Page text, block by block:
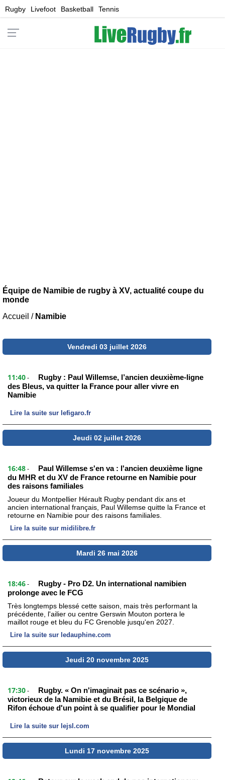
Rugby Livefoot Basketball Tennis
Équipe de Namibie de rugby à XV, actualité coupe du
monde
Accueil / Namibie
Vendredi 03 juillet 2026
11:40 -
Rugby : Paul Willemse, l’ancien deuxième-ligne
des Bleus, va quitter la France pour aller vivre en
Namibie
Lire la suite sur lefigaro.fr
Jeudi 02 juillet 2026
16:48 -
Paul Willemse s'en va : l'ancien deuxième ligne
du MHR et du XV de France retourne en Namibie pour
des raisons familiales
Joueur du Montpellier Hérault Rugby pendant dix ans et
ancien international français, Paul Willemse quitte la France et
retourne en Namibie pour des raisons familiales.
Lire la suite sur midilibre.fr
Mardi 26 mai 2026
18:46 -
Rugby - Pro D2. Un international namibien
prolonge avec le FCG
Très longtemps blessé cette saison, mais très performant la
précédente, l'ailier ou centre Gerswin Mouton portera le
maillot rouge et bleu du FC Grenoble jusqu'en 2027.
Lire la suite sur ledauphine.com
Jeudi 20 novembre 2025
17:30 -
Rugby. « On n'imaginait pas ce scénario »,
victorieux de la Namibie et du Brésil, la Belgique de
Rifon échoue d'un point à se qualifier pour le Mondial
Lire la suite sur lejsl.com
Lundi 17 novembre 2025